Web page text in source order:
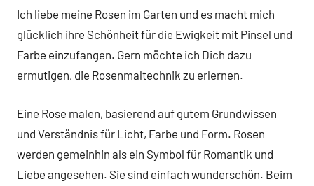
Ich liebe meine Rosen im Garten und es macht mich
glücklich ihre Schönheit für die Ewigkeit mit Pinsel und
Farbe einzufangen. Gern möchte ich Dich dazu
ermutigen, die Rosenmaltechnik zu erlernen.
Eine Rose malen, basierend auf gutem Grundwissen
und Verständnis für Licht, Farbe und Form. Rosen
werden gemeinhin als ein Symbol für Romantik und
Liebe angesehen. Sie sind einfach wunderschön. Beim